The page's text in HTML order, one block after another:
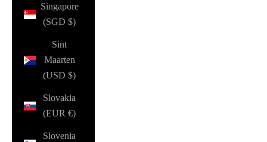
Singapore
(SGD $)
Sint
Maarten
(USD $)
Slovakia
(EUR €)
Slovenia